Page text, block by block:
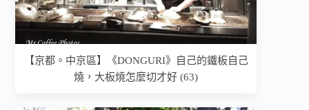
【京都。中京區】《DONGURI》自己的鐵板自己
燒，大板燒怎麼切才好 (63)